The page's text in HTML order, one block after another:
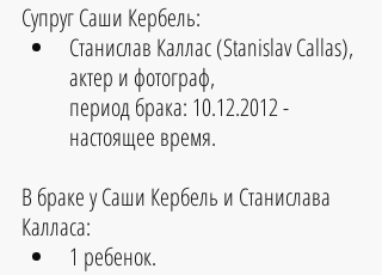
Супруг Саши Кербель:
Станислав Каллас (Stanislav Callas),
актер и фотограф,
период брака: 10.12.2012 -
настоящее время.
В браке у Саши Кербель и Станислава
Калласа:
1 ребенок.